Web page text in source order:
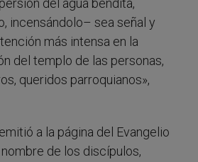
del agua bendita,
incensándolo– sea señal y
más intensa en la
del templo de las personas,
queridos parroquianos»,
a la página del Evangelio
de los discípulos,